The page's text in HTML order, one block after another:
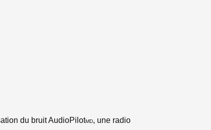
du bruit AudioPilotMD, une radio